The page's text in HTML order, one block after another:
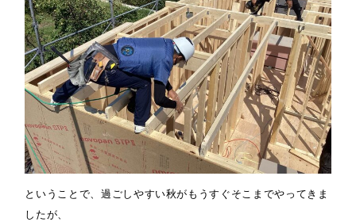
ということで、過ごしやすい秋がもうすぐそこまでやってきま
したが、